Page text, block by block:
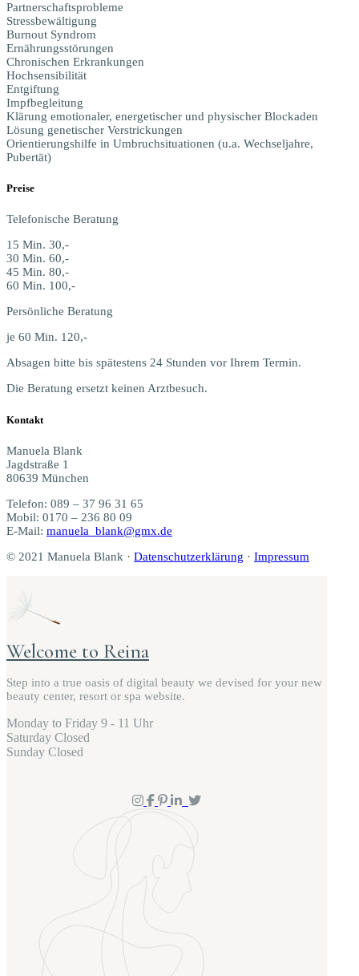
Part­ner­schafts­pro­ble­me
Stressbewältigung
Burn­out Syndrom
Ernährungsstörungen
Chro­ni­schen Erkrankungen
Hochsensibilität
Entgiftung
Impfbegleitung
Klä­rung emo­tio­na­ler, ener­ge­ti­scher und phy­si­scher Blockaden
Lösung gene­ti­scher Verstrickungen
Ori­en­tie­rungs­hil­fe in Umbruch­si­tua­tio­nen (u.a. Wech­sel­jah­re,
Pubertät)
Prei­se
Tele­fo­ni­sche Beratung
15 Min. 30,-
30 Min. 60,-
45 Min. 80,-
60 Min. 100,-
Per­sön­li­che Beratung
je 60 Min. 120,-
Absa­gen bit­te bis spä­tes­tens 24 Stun­den vor Ihrem Termin.
Die Bera­tung ersetzt kei­nen Arztbesuch.
Kon­takt
Manue­la Blank
Jagd­stra­ße 1
80639 München
Tele­fon: 089 – 37 96 31 65
Mobil: 0170 – 236 80 09
E-Mail: manuela_blank@gmx.de
© 2021 Manue­la Blank · Daten­schutz­er­klä­rung · Impres­sum
Wel­co­me to Reina
Step into a true oasis of digi­tal beau­ty we devi­sed for your new
beau­ty cen­ter, resort or spa website.
Mon­day to Friday 9 - 11 Uhr
Satur­day Clo­sed
Sun­day Clo­sed